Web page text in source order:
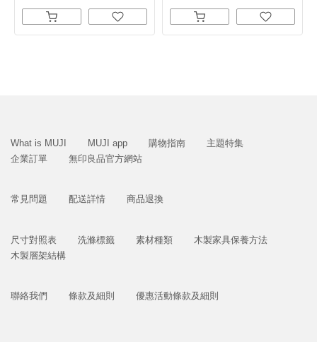
What is MUJI MUJI app 購物指南
主題特集
企業訂單
無印良品官方網站
常見問題 配送詳情 商品退換
尺寸對照表 洗滌標籤 素材種類
木製家具保養方法
木製層架結構
聯絡我們 條款及細則 優惠活動條款及細則